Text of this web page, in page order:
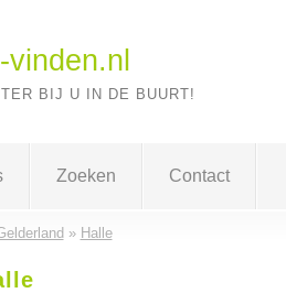
-vinden.nl
BIJ U IN DE BUURT!
Zoeken Contact
» Halle